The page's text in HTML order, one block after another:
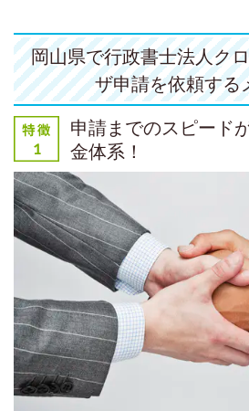
岡山県で行政書士法人ク
ザ申請を依頼する
申請までのスピード
金体系！